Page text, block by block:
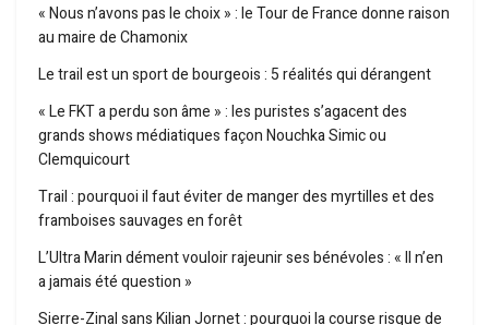
« Nous n’avons pas le choix » : le Tour de France donne raison
au maire de Chamonix
Le trail est un sport de bourgeois : 5 réalités qui dérangent
« Le FKT a perdu son âme » : les puristes s’agacent des
grands shows médiatiques façon Nouchka Simic ou
Clemquicourt
Trail : pourquoi il faut éviter de manger des myrtilles et des
framboises sauvages en forêt
L’Ultra Marin dément vouloir rajeunir ses bénévoles : « Il n’en
a jamais été question »
Sierre-Zinal sans Kilian Jornet : pourquoi la course risque de